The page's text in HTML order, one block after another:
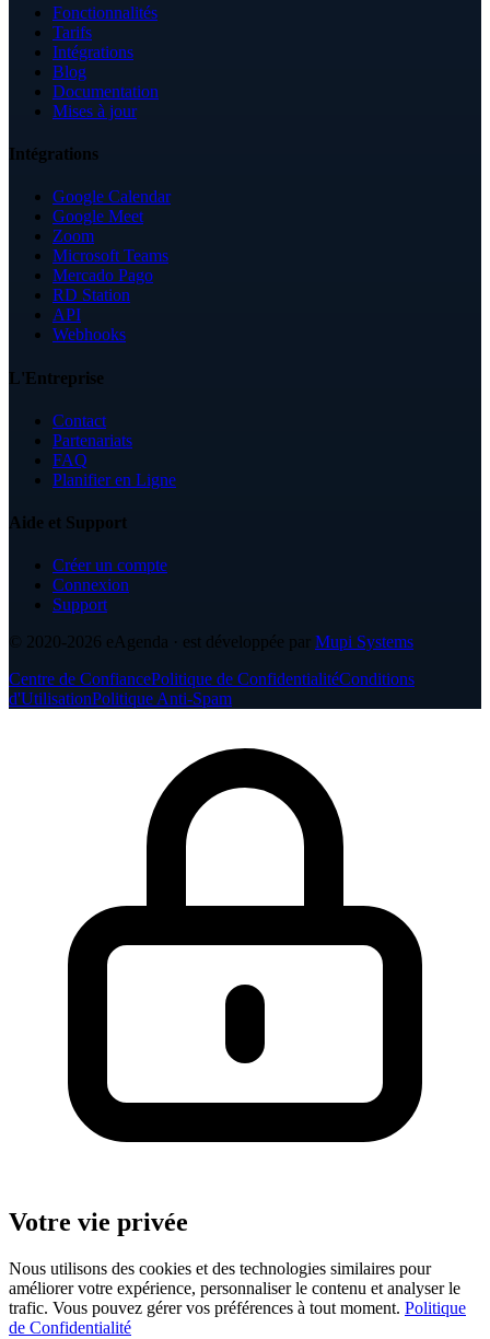
Fonctionnalités
Tarifs
Intégrations
Blog
Documentation
Mises à jour
Intégrations
Google Calendar
Google Meet
Zoom
Microsoft Teams
Mercado Pago
RD Station
API
Webhooks
L'Entreprise
Contact
Partenariats
FAQ
Planifier en Ligne
Aide et Support
Créer un compte
Connexion
Support
© 2020-2026 eAgenda · est développée par Mupi Systems
Centre de ConfiancePolitique de ConfidentialitéConditions
d'UtilisationPolitique Anti-Spam
Votre vie privée
Nous utilisons des cookies et des technologies similaires pour
améliorer votre expérience, personnaliser le contenu et analyser le
trafic. Vous pouvez gérer vos préférences à tout moment. Politique
de Confidentialité